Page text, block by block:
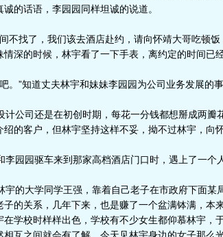
的话语，李园园同样坦诚的说道。
不找了，我们该去酒店赴约，请向怀靖大哥吃顿
情深的时候，林宇看了一下手表，离约定的时间已
。”知道丈夫林宇和妹妹李园园为公司业务发展的
公司还是在初创时期，每花一分钱都想掰成两瓣
绍的客户，但林宇坚持这样不妥，拗不过林宇，向
园园驱车来到那家高档酒店门口时，遇上了一个
的大学同学王强，靠着自己老子在市政府下面某
子的关系，几年下来，也是赚了一个盆满钵满，本
在学校时样样出色，学校有不少女生都仰慕林宇，